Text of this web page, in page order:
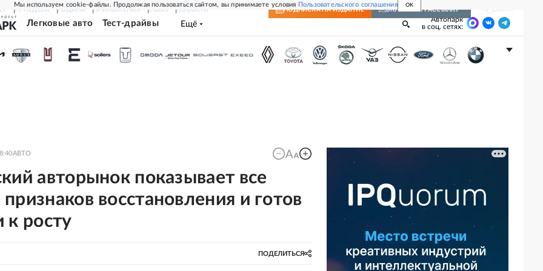
Мы используем cookie-файлы. Продолжая пользоваться сайтом, вы принимаете условия Пользовательского соглашения OK
РГ-НЕДЕЛЯ РОДИНА ПРИЛОЖЕНИЯ СОЮЗ НОВОСТИ ПОДПИСКА НА ИЗДАНИЕ ВКЛЮЧИТЬ РАССЫЛКУ
Легковые авто Тест-драйвы Ещё
Автопарк
в соц. сетях:
АВТО
авторынок показывает все
восстановления и готов
к росту
ПОДЕЛИТЬСЯ